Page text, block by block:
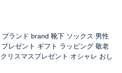
ランド brand 靴下 ソックス 男性
レゼント ギフト ラッピング 敬老
リスマスプレゼント オシャレ おし